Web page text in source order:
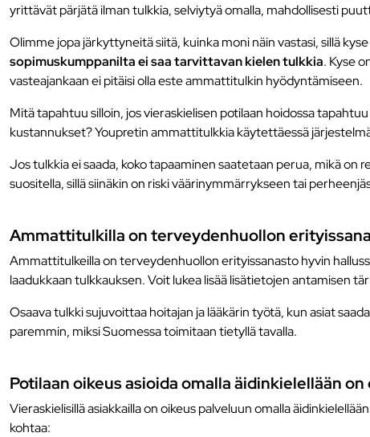
yrittävät pärjätä ilman tulkkia, selviytyä omalla, mahdollisesti
Olimme jopa järkyttyneitä siitä, kuinka moni näin vastasi, sillä
sopimuskumppanilta ei saa tarvittavan kielen tulkkia. Kyse
vasteajankaan ei pitäisi olla este ammattitulkin hyödyntämiseen.
Mitä tapahtuu silloin, jos vieraskielisen potilaan hoidossa
kustannukset? Youpretin ammattitulkkia käytettäessä
Jos tulkkia ei saada, koko tapaaminen saatetaan perua, mikä
suositella, sillä siinäkin on riski väärinymmärrykseen tai
Ammattitulkilla on terveydenhuollon
Ammattitulkeilla on terveydenhuollon erityissanasto hyvin
laadukkaan tulkkauksen. Voit lukea lisää lisätietojen antamisen
Osaava tulkki sujuvoittaa hoitajan ja lääkärin työtä, kun asiat
paremmin, miksi Suomessa toimitaan tietyllä tavalla.
Potilaan oikeus asioida omalla äidinkielellään
Vieraskielisillä asiakkailla on oikeus palveluun omalla
kohtaa: